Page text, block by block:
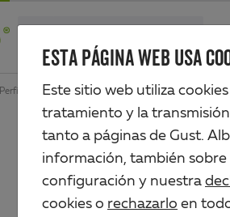
ESTA PÁGINA WEB USA
Este sitio web utiliza
tratamiento y la
tanto a páginas de Gust.
información, también
configuración y nuestra
cookies o rechazarlo en
Perfiles de plástico Perfil en ángulo